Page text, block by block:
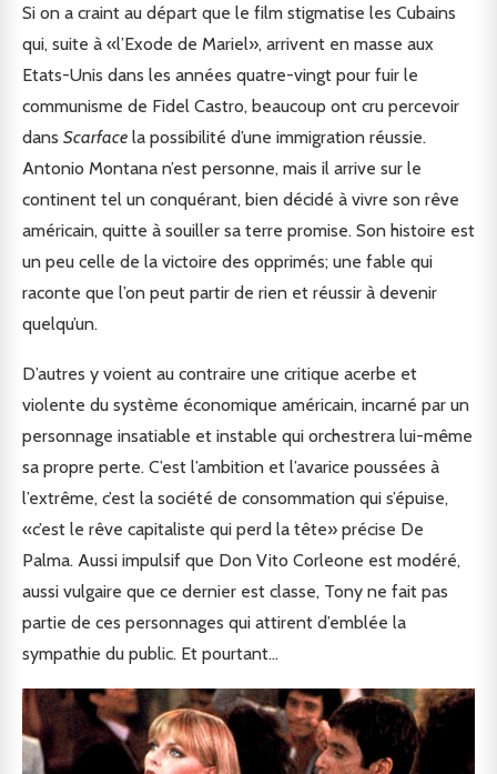
Si on a craint au départ que le film stigmatise les Cubains
qui, suite à «l’Exode de Mariel», arrivent en masse aux
Etats-Unis dans les années quatre-vingt pour fuir le
communisme de Fidel Castro, beaucoup ont cru percevoir
dans Scarface la possibilité d’une immigration réussie.
Antonio Montana n’est personne, mais il arrive sur le
continent tel un conquérant, bien décidé à vivre son rêve
américain, quitte à souiller sa terre promise. Son histoire est
un peu celle de la victoire des opprimés; une fable qui
raconte que l’on peut partir de rien et réussir à devenir
quelqu’un.
D’autres y voient au contraire une critique acerbe et
violente du système économique américain, incarné par un
personnage insatiable et instable qui orchestrera lui-même
sa propre perte. C’est l’ambition et l’avarice poussées à
l’extrême, c’est la société de consommation qui s’épuise,
«c’est le rêve capitaliste qui perd la tête» précise De
Palma. Aussi impulsif que Don Vito Corleone est modéré,
aussi vulgaire que ce dernier est classe, Tony ne fait pas
partie de ces personnages qui attirent d’emblée la
sympathie du public. Et pourtant…